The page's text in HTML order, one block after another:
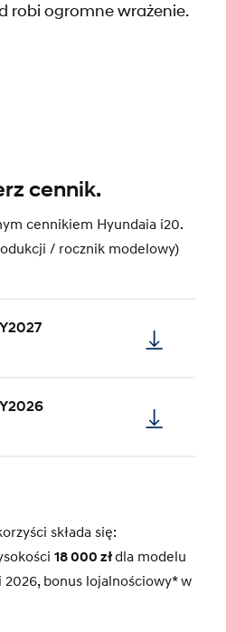
robi ogromne wrażenie.
cennik.
cennikiem Hyundaia i20.
/ rocznik modelowy)
składa się:
18 000 złdla modelu
bonus lojalnościowy* w